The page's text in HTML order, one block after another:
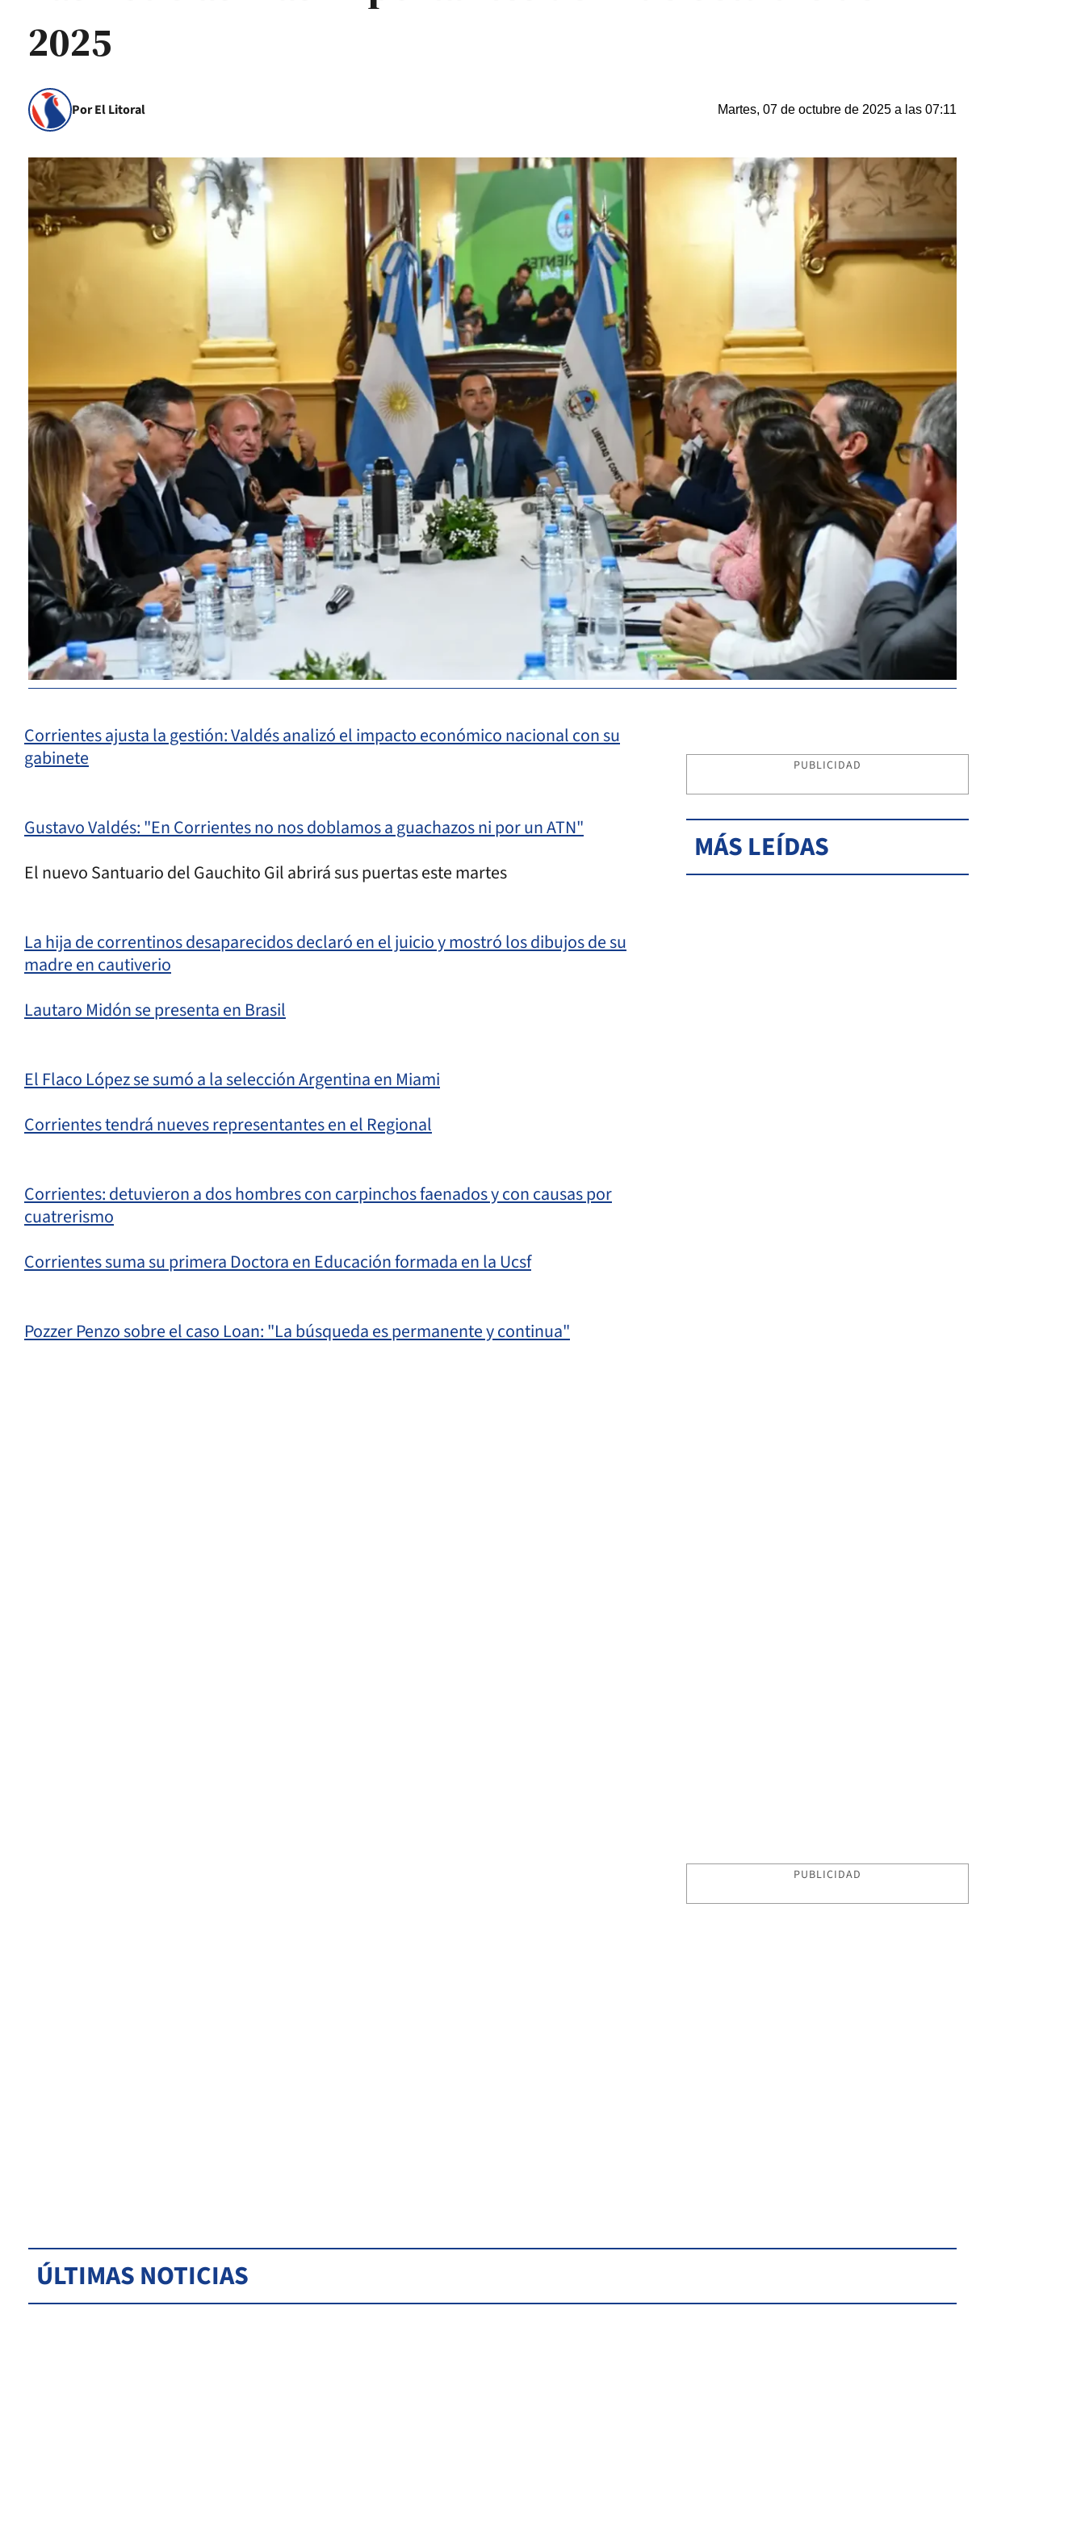
2025
Por El Litoral Martes, 07 de octubre de 2025 a las 07:11
Corrientes ajusta la gestión: Valdés analizó el impacto económico nacional con su
gabinete
Gustavo Valdés: "En Corrientes no nos doblamos a guachazos ni por un ATN"
El nuevo Santuario del Gauchito Gil abrirá sus puertas este martes
La hija de correntinos desaparecidos declaró en el juicio y mostró los dibujos de su
madre en cautiverio
Lautaro Midón se presenta en Brasil
El Flaco López se sumó a la selección Argentina en Miami
Corrientes tendrá nueves representantes en el Regional
Corrientes: detuvieron a dos hombres con carpinchos faenados y con causas por
cuatrerismo
Corrientes suma su primera Doctora en Educación formada en la Ucsf
Pozzer Penzo sobre el caso Loan: "La búsqueda es permanente y continua"
PUBLICIDAD
MÁS LEÍDAS
PUBLICIDAD
ÚLTIMAS NOTICIAS